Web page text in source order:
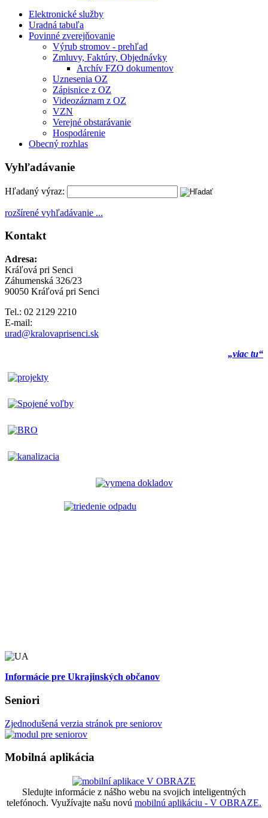
Elektronické služby
Uradná tabuľa
Povinné zverejňovanie
Výrub stromov - prehľad
Zmluvy, Faktúry, Objednávky
Archív FZO dokumentov
Uznesenia OZ
Zápisnice z OZ
Videozáznam z OZ
VZN
Verejné obstarávanie
Hospodárenie
Obecný rozhlas
Vyhľadávanie
Hľadaný výraz:
rozšírené vyhľadávanie ...
Kontakt
Adresa:
Kráľová pri Senci
Záhumenská 326/23
90050 Kráľová pri Senci
Tel.: 02 2129 2210
E-mail:
urad@kralovaprisenci.sk
„viac tu“
Informácie pre Ukrajinských občanov
Seniori
Zjednodušená verzia stránok pre seniorov
Mobilná aplikácia
Sledujte informácie z nášho webu na svojich inteligentných
telefónoch. Využívajte našu novú mobilnú aplikáciu - V OBRAZE.